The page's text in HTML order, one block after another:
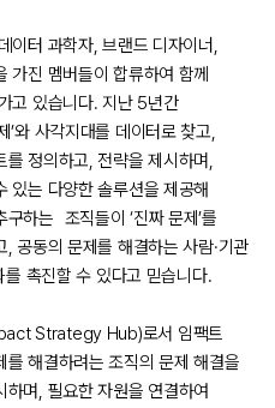
이터 과학자, 브랜드 디자이너,
가진 멤버들이 합류하여 함께
고 있습니다. 지난 5년간
’와 사각지대를 데이터로 찾고,
정의하고, 전략을 제시하며,
있는 다양한 솔루션을 제공해
하는 조직들이 ‘진짜 문제’를
공동의 문제를 해결하는 사람·기관
를 촉진할 수 있다고 믿습니다.
Strategy Hub)로서 임팩트
해결하려는 조직의 문제 해결을
며, 필요한 자원을 연결하여